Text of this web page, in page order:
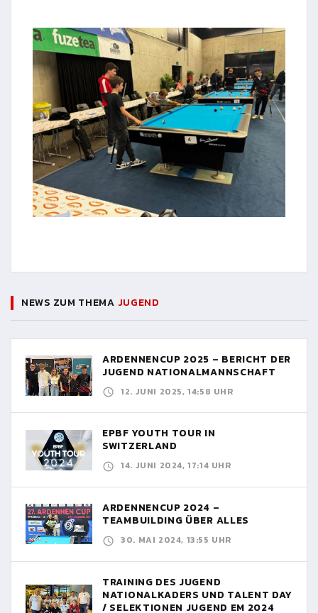
NEWS ZUM THEMA JUGEND
ARDENNENCUP 2025 – BERICHT DER
JUGEND NATIONALMANNSCHAFT
12. JUNI 2025, 14:58 UHR
EPBF YOUTH TOUR IN
SWITZERLAND
14. JUNI 2024, 17:14 UHR
ARDENNENCUP 2024 –
TEAMBUILDING ÜBER ALLES
30. MAI 2024, 13:55 UHR
TRAINING DES JUGEND
NATIONALKADERS UND TALENT DAY
/ SELEKTIONEN JUGEND EM 2024